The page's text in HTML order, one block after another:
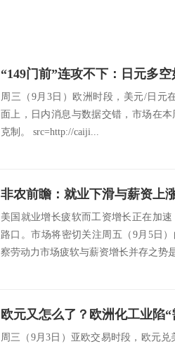
“149门前”连攻不下：日元多
周三（9月3日）欧洲时段，美元/日元
面上，日内消息与数据交错，市场在
克制。 src=http://caiji...
非农前瞻：就业下滑与薪资上
美国就业增长疲软而工资增长正在加
路口。市场将密切关注周五（9月5日
察劳动力市场疲软与薪资增长并存之势
欧元又怎么了？欧洲化工业陷
周三（9月3日）亚欧交易时段，欧元